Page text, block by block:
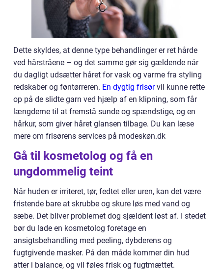
Dette skyldes, at denne type behandlinger er ret hårde
ved hårstråene – og det samme gør sig gældende når
du dagligt udsætter håret for vask og varme fra styling
redskaber og føntørreren. En dygtig frisørvil kunne rette
op på de slidte garn ved hjælp af en klipning, som får
længderne til at fremstå sunde og spændstige, og en
hårkur, som giver håret glansen tilbage. Du kan læse
mere om frisørens services på modeskøn.dk
Gå til kosmetolog og få en
ungdommelig teint
Når huden er irriteret, tør, fedtet eller uren, kan det være
fristende bare at skrubbe og skure løs med vand og
sæbe. Det bliver problemet dog sjældent løst af. I stedet
bør du lade en kosmetolog foretage en
ansigtsbehandling med peeling, dybderens og
fugtgivende masker. På den måde kommer din hud
atter i balance, og vil føles frisk og fugtmættet.